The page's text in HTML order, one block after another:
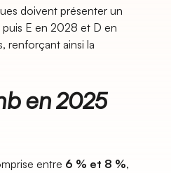
doivent présenter un
puis E en 2028 et D en
renforçant ainsi la
en 2025
entre 6 % et 8 %,